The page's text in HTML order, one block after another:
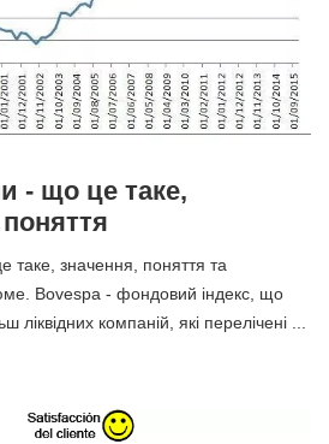
- що це таке,
таке, значення, поняття та
Bovespa - фондовий індекс, що
ліквідних компаній, які перелічені ...